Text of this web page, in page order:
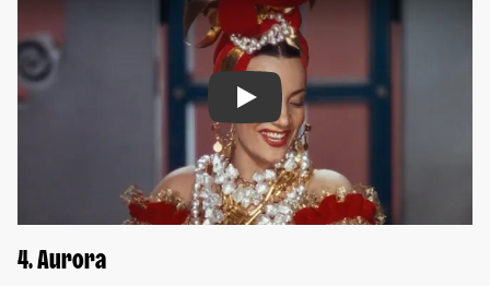
Play
4. Aurora